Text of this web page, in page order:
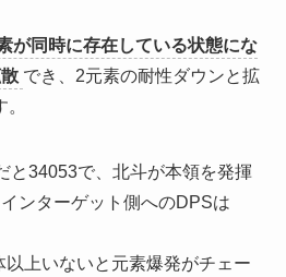
が同時に存在している状態にな
でき、2元素の耐性ダウンと拡
と34053で、北斗が本領を発揮
ンターゲット側へのDPSは
上いないと元素爆発がチェー